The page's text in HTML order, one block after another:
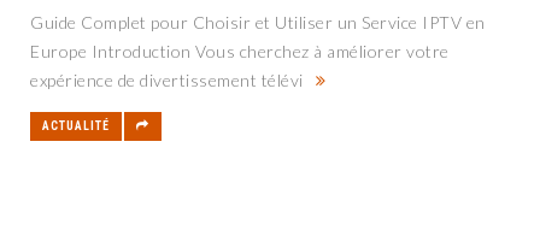
Guide Complet pour Choisir et Utiliser un Service IPTV en
Europe Introduction Vous cherchez à améliorer votre
expérience de divertissement télévi
ACTUALITÉ